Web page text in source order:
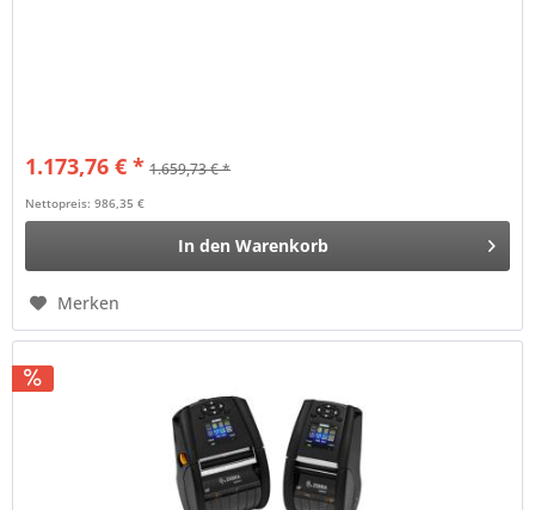
1.173,76 € * 1.659,73 € *
Nettopreis: 986,35 €
In den Warenkorb
Merken